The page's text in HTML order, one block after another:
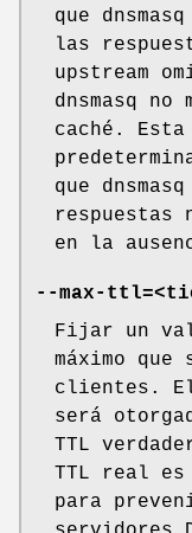
que
las
upstream
dnsmasq
caché.
que
respuestas
en la
--max-
Fijar un
máximo que
clientes. El
será
TTL
TTL real es
para